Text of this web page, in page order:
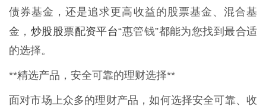
债券基金，还是追求更高收益的股票基金、混合基
金， 炒股股票配资平台“惠管钱”都能为您找到最合适
的选择。
**精选产品，安全可靠的理财选择**
面对市场上众多的理财产品，如何选择安全可靠、收